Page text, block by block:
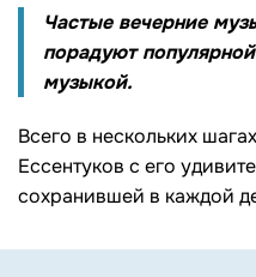
Частые вечерние
порадуют
музыкой.
Всего в нескольких
Ессентуков с его
сохранившей в каждой